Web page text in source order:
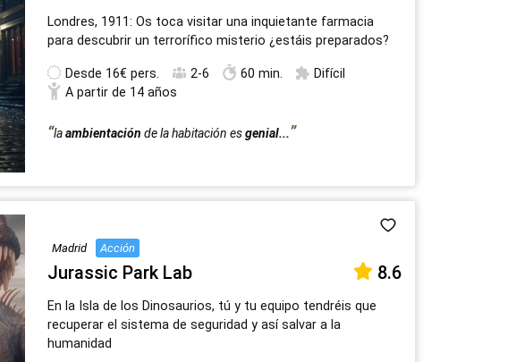
Londres, 1911: Os toca visitar una inquietante farmacia
para descubrir un terrorífico misterio ¿estáis preparados?
Desde 16€ pers. 2-6 60 min.
Difícil
A partir de 14 años
laambientación de la habitación esgenial...
Madrid Acción
Jurassic Park Lab 8.6
En la Isla de los Dinosaurios, tú y tu equipo tendréis que
recuperar el sistema de seguridad y así salvar a la
humanidad